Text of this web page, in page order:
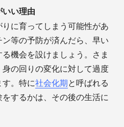
い理由
に育ってしまう可能性があ
等の予防が済んだら、早い
機会を設けましょう。さま
の回りの変化に対して過度
。特に社会化期と呼ばれる
するかは、その後の生活に